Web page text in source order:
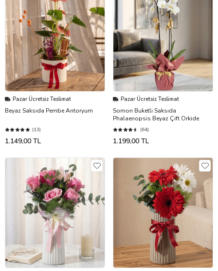
Pazar Ücretsiz Teslimat
Beyaz Saksıda Pembe Antoryum
(13)
1.149,00 TL
Pazar Ücretsiz Teslimat
Somon Buketli Saksıda
Phalaenopsis Beyaz Çift Orkide
(64)
1.199,00 TL